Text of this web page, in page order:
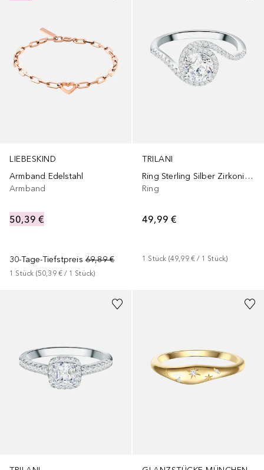
LIEBESKIND
Armband Edelstahl
Armband
50,39 €
30-Tage-Tiefstpreis 69,89 €
1 Stück (50,39 € / 1 Stück)
TRILANI
Ring Sterling Silber Zirkonia in Silber
Ring
49,99 €
1 Stück (49,99 € / 1 Stück)